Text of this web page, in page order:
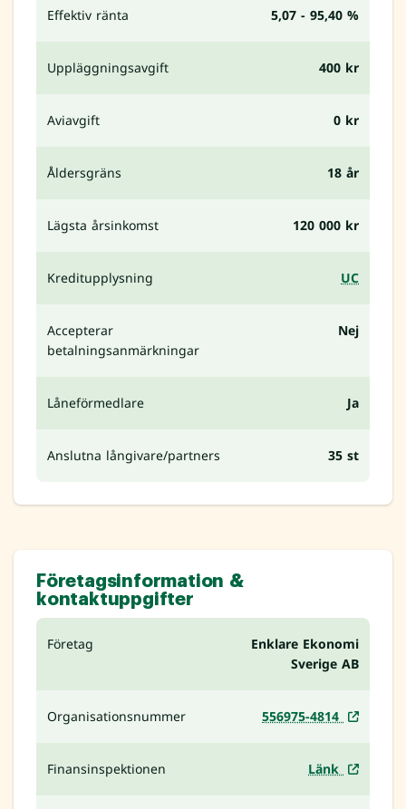
Effektiv ränta 5,07 - 95,40 %
Uppläggningsavgift 400 kr
Aviavgift 0 kr
Åldersgräns 18 år
Lägsta årsinkomst 120 000 kr
Kreditupplysning UC
Accepterar
betalningsanmärkningar
Nej
Låneförmedlare Ja
Anslutna långivare/partners 35 st
Företagsinformation &
kontaktuppgifter
Företag
Enklare Ekonomi
Sverige AB
Organisationsnummer 556975-4814
Finansinspektionen Länk